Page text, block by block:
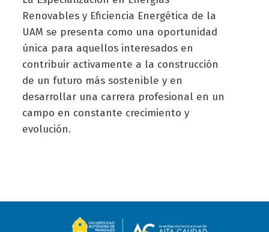
Renovables y Eficiencia Energética de la
UAM se presenta como una oportunidad
única para aquellos interesados en
contribuir activamente a la construcción
de un futuro más sostenible y en
desarrollar una carrera profesional en un
campo en constante crecimiento y
evolución.